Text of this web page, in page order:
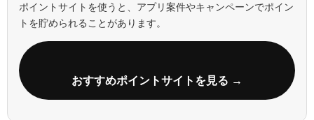
ポイントサイトを使うと、アプリ案件やキャンペーンでポイン
トを貯められることがあります。
おすすめポイントサイトを見る →